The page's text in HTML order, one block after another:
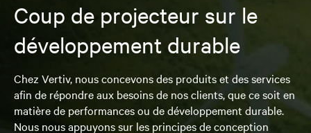
Trouver un contact commercial
Obtenir un support technique
Coup de projecteur sur le
développement durable
Chez Vertiv, nous concevons des produits et des services
afin de répondre aux besoins de nos clients, que ce soit en
matière de performances ou de développement durable.
Nous nous appuyons sur les principes de conception